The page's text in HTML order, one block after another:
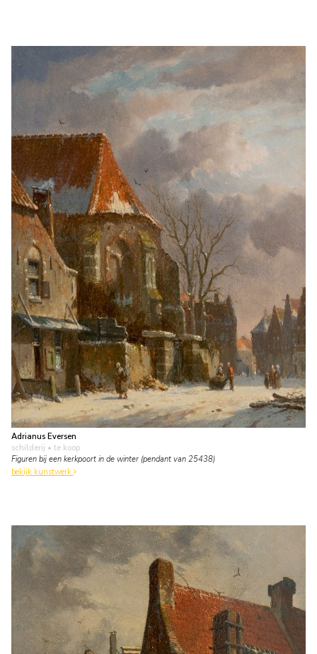
Adrianus Eversen
schilderij • te koop
Figuren bij een kerkpoort in de winter (pendant van 25438)
bekijk kunstwerk